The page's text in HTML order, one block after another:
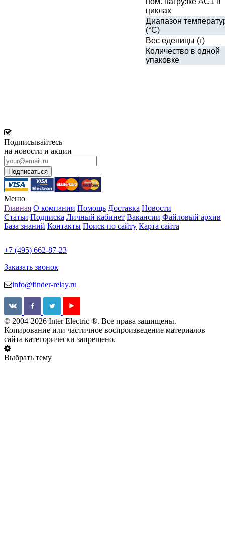
циклах
Диапазон
(°C)
Вес еденицы (г)
Количество в одной
упаковке
Подписывайтесь
на новости и акции
Меню
Главная О компании Помощь Доставка Новости
Статьи Подписка Личный кабинет Вакансии Файловый архив
База знаний Контакты Поиск по сайту Карта сайта
+7 (495) 662-87-23
Заказать звонок
info@finder-relay.ru
© 2004-2026 Inter Electric ®. Все права защищены.
Копирование или частичное воспроизведение материалов
сайта категорически запрещено.
Выбрать тему